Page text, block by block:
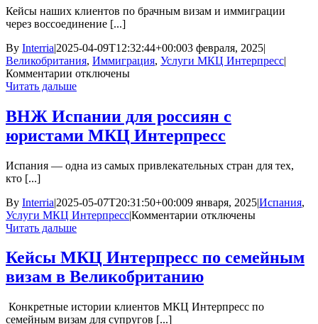
ещё
выходы
Кейсы наших клиентов по брачным визам и иммиграции
через воссоединение [...]
By Interria|2025-04-09T12:32:44+00:003 февраля, 2025|
Великобритания, Иммиграция, Услуги МКЦ Интерпресс|
Комментарии к
записи
по
мнению
По-
настоящему
по
мнению
судьбы
отключены
Читать дальше
ВНЖ Испании для россиян с
юристами МКЦ Интерпресс
Испания — одна из самых привлекательных стран для тех,
кто [...]
By Interria|2025-05-07T20:31:50+00:009 января, 2025|Испания,
Услуги МКЦ Интерпресс|Комментарии к
Испании
для
россиян
юристами
МКЦ
отключены
Читать дальше
Кейсы МКЦ Интерпресс по семейным
визам в Великобританию
Конкретные истории клиентов МКЦ Интерпресс по
семейным визам для супругов [...]